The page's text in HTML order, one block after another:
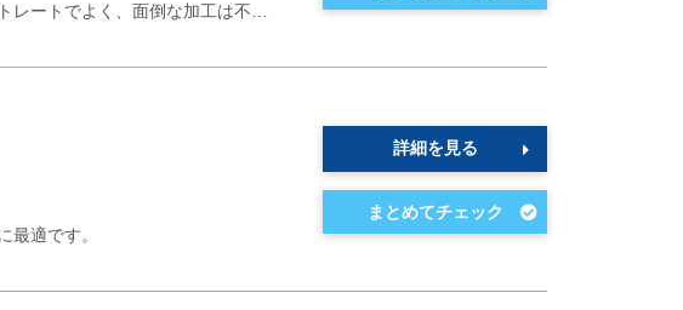
レートでよく、面倒な加工は不…
最適です。
詳細を見る